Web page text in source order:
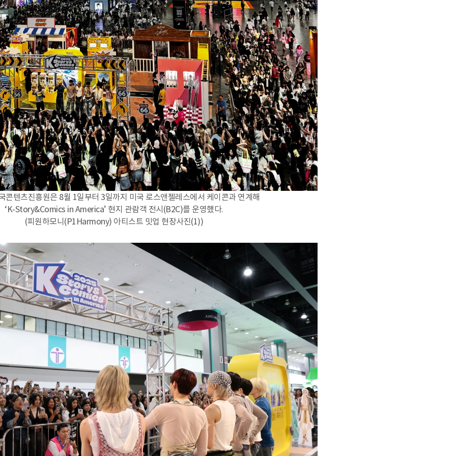
콘텐츠진흥원은 8월 1일부터 3일까지 미국 로스앤젤레스에서 케이콘과 연계해
‘K-Story&Comics in America’ 현지 관람객 전시(B2C)를 운영했다.
(피원하모니(P1Harmony) 아티스트 밋업 현장사진(1))